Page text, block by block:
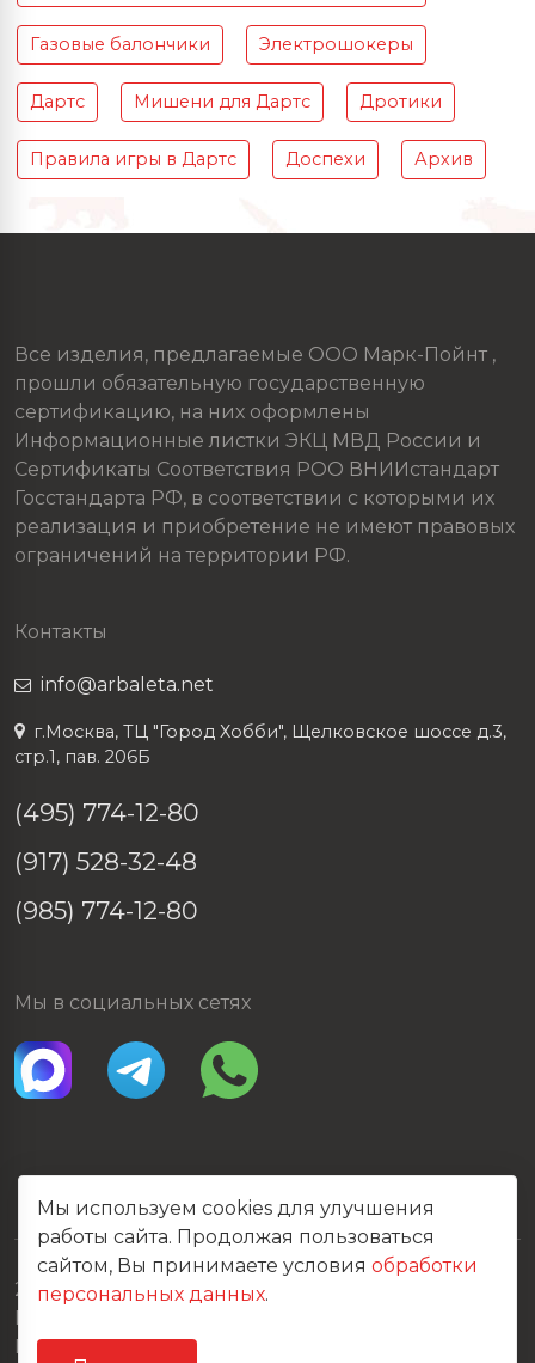
Газовые балончики Электрошокеры
Дартс Мишени для Дартс Дротики
Правила игры в Дартс Доспехи Архив
Все изделия, предлагаемые ООО Марк-Пойнт ,
прошли обязательную государственную
сертификацию, на них оформлены
Информационные листки ЭКЦ МВД России и
Сертификаты Соответствия РОО ВНИИстандарт
Госстандарта РФ, в соответствии с которыми их
реализация и приобретение не имеют правовых
ограничений на территории РФ.
Контакты
info@arbaleta.net
г.Москва, ТЦ "Город Хобби", Щелковское шоссе д.3,
стр.1, пав. 206Б
(495) 774-12-80
(917) 528-32-48
(985) 774-12-80
Мы в социальных сетях
2026 © Все права защищены
Политика конфиденциальности
Карта сайта
Мы используем cookies для улучшения
работы сайта. Продолжая пользоваться
сайтом, Вы принимаете условия обработки
персональных данных.